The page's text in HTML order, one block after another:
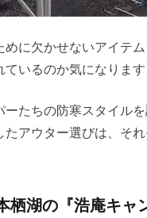
に欠かせないアイテ
いるのか気になります
たちの防寒スタイル
アウター選びは、そ
湖の『浩庵キャ